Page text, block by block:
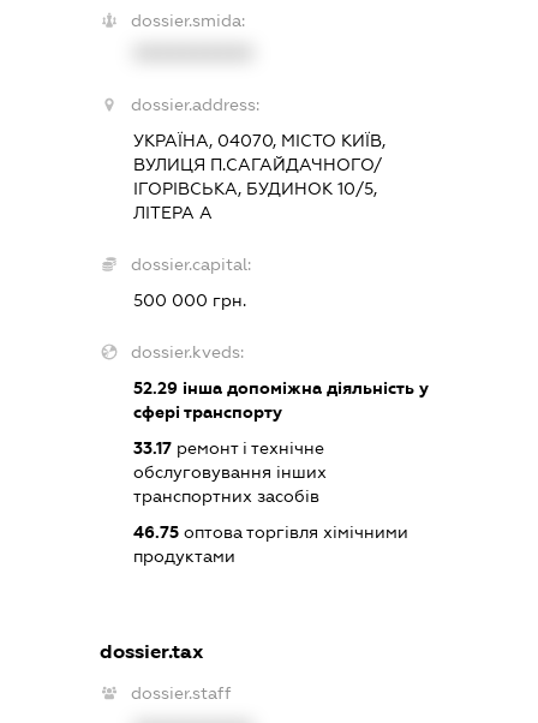
dossier.smida:
dossier.address:
УКРАЇНА, 04070, МІСТО КИЇВ,
ВУЛИЦЯ П.САГАЙДАЧНОГО/
ІГОРІВСЬКА, БУДИНОК 10/5,
ЛІТЕРА А
dossier.capital:
500 000 грн.
dossier.kveds:
52.29 інша допоміжна діяльність у
сфері транспорту
33.17 ремонт і технічне
обслуговування інших
транспортних засобів
46.75 оптова торгівля хімічними
продуктами
dossier.tax
dossier.staff